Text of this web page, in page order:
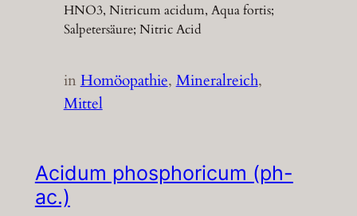
HNO3, Nitricum acidum, Aqua fortis;
Salpetersäure; Nitric Acid
inHomöopathie, Mineralreich
Mittel
Acidum phosphoricum (ph-
ac.)